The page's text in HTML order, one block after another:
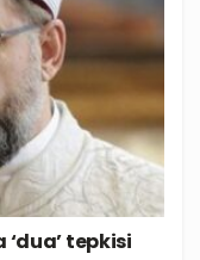
‘dua’ tepkisi